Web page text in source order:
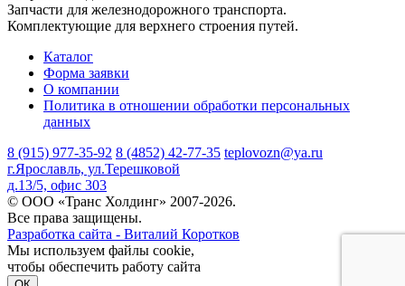
Запчасти для железнодорожного транспорта.
Комплектующие для верхнего строения путей.
Каталог
Форма заявки
О компании
Политика в отношении обработки персональных
данных
8 (915) 977-35-92 8 (4852) 42-77-35 teplovozn@ya.ru
г.Ярославль, ул.Терешковой
д.13/5, офис 303
© ООО «Транс Холдинг» 2007-2026.
Все права защищены.
Разработка сайта - Виталий Коротков
Мы используем файлы cookie,
чтобы обеспечить работу сайта